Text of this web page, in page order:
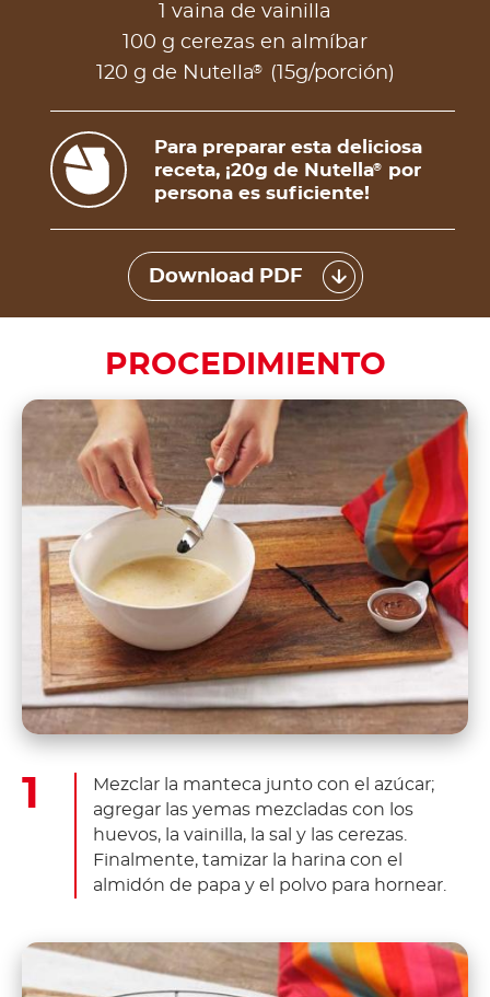
1 vaina de vainilla
100 g cerezas en almíbar
120 g de Nutella® (15g/porción)
Para preparar esta deliciosa
receta, ¡20g de Nutella®
por
persona es suficiente!
Download PDF
PROCEDIMIENTO
Mezclar la manteca junto con el azúcar;
agregar las yemas mezcladas con los
huevos, la vainilla, la sal y las cerezas.
Finalmente, tamizar la harina con el
almidón de papa y el polvo para hornear.